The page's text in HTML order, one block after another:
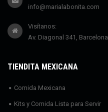
info@marialabonita.com
Visítanos:
Av. Diagonal 341, Barcelona
TIENDITA MEXICANA
Comida Mexicana
Kits y Comida Lista para Servir